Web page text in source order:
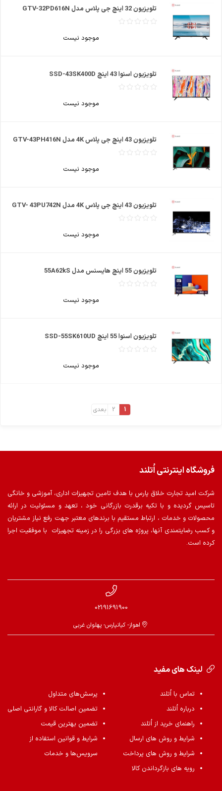
تلویزیون 32 اینچ جی پلاس مدل GTV-32PD616N
موجود نیست
تلویزیون اسنوا 43 اینچ SSD-43SK400D
موجود نیست
تلویزیون 43 اینچ جی پلاس 4K مدل GTV-43PH416N
موجود نیست
تلویزیون 43 اینچ جی پلاس 4K مدل GTV- 43PU742N
موجود نیست
تلویزیون 55 اینچ هایسنس مدل 55A62kS
موجود نیست
تلویزیون اسنوا 55 اینچ SSD-55SK610UD
موجود نیست
1
2 بعدی
فروشگاه اینترنتی اُتلند
شرکت امید تجارت خلاق پارس با هدف تامین تجهیزات اداری، آموزشی و خانگی
تاسیس گردیده و با تکیه برقدرت بازرگانی خود ، تعهد و مسئولیت در ارائه
محصولات و خدمات ، ارتباط مستقیم با برندهای معتبر جهت رفع نیاز مشتریان
و کسب رضایتمندی آنها، پروژه های بزرگی را در زمینه تجهیزات با موفقیت اجرا
کرده است.
02191691900
اهواز- کیانپارس- پهلوان غربی
لینک های مفید
تماس با اُتلند
درباره اُتلند
راهنمای خرید از اُتلند
شرایط و روش های ارسال
شرایط و روش های پرداخت
رویه های بازگرداندن کالا
پرسش‌های متداول
تضمین اصالت کالا و گارانتی اصلی
تضمین بهترین قیمت
شرایط و قوانین استفاده از
سرویس‌ها و خدمات